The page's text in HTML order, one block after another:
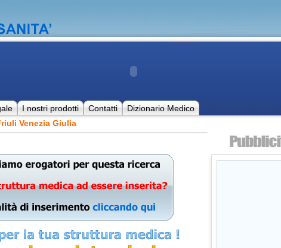
I nostri prodotti Contatti
Dizionario Medico
Venezia Giulia